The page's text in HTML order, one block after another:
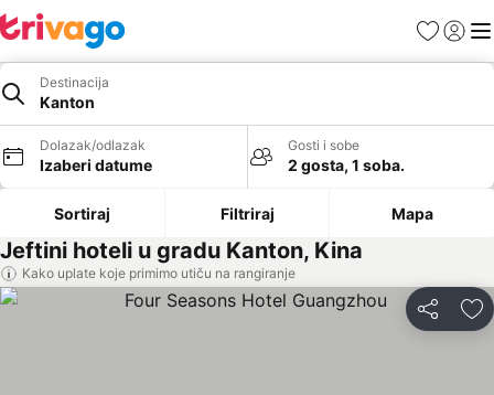
FavoritiPrijavi
Destinacija
Kanton
Dolazak/odlazak
Izaberi datume
Gosti i sobe
2 gosta, 1 soba.
Sortiraj Filtriraj Mapa
Jeftini hoteli u gradu Kanton, Kina
Kako uplate koje primimo utiču na rangiranje
Deli